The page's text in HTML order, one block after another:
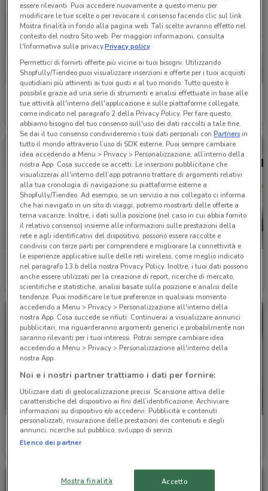
Citroën
2 km
Dacia
Scade il 31/08
Renault
2.9 km
Mercedes
Smart Smart
essere rilevanti. Puoi accedere nuovamente a questo menu per
modificare le tue scelte o per revocare il consenso facendo clic sul link
Mostra finalità in fondo alla pagina web. Tali scelte avranno effetto nel
contesto del nostro Sito web. Per maggiori informazioni, consulta
l'Informativa sulla privacy.Privacy policy
Permettici di fornirti offerte più vicine ai tuoi bisogni: Utilizzando
Shopfully/Tiendeo puoi visualizzare inserzioni e offerte per i tuoi acquisti
quotidiani più attinenti ai tuoi gusti e al tuo mondo. Tutto questo è
possibile grazie ad una serie di strumenti e analisi effettuate in base alle
tue attività all'interno dell'applicazione e sulle piattaforme collegate,
come indicato nel paragrafo 2 della Privacy Policy. Per fare questo,
abbiamo bisogno del tuo consenso sull'uso dei dati raccolti a tale fine.
Se dai il tuo consenso condivideremo i tuoi dati personali conPartnersin
tutto il mondo attraverso l’uso di SDK esterne. Puoi sempre cambiare
idea accedendo a Menu > Privacy > Personalizzazione, all’interno della
nostra App. Cosa succede se accetti: Le inserzioni pubblicitarie che
visualizzerai all'interno dell’app potranno trattare di argomenti relativi
alla tua cronologia di navigazione su piattaforme esterne a
Shopfully/Tiendeo. Ad esempio, se un servizio a noi collegato ci informa
che hai navigato in un sito di viaggi, potremo mostrarti delle offerte a
tema vacanze. Inoltre, i dati sulla posizione (nel caso in cui abbia fornito
il relativo consenso) insieme alle informazioni sulle prestazioni della
rete e agli identificativi del dispositivo, possono essere raccolte e
condivisi con terze parti per comprendere e migliorare la connettività e
le esperienze applicative sulle delle reti wireless, come meglio indicato
nel paragrafo 13.b della nostra Privacy Policy. Inoltre, i tuoi dati possono
anche essere utilizzati per la creazione di report, ricerche di mercato,
scientifiche e statistiche, analisi basate sulla posizione e analisi delle
tendenze. Puoi modificare le tue preferenze in qualsiasi momento
accedendo a Menu > Privacy > Personalizzazione all'interno della
nostra App. Cosa succede se rifiuti: Continuerai a visualizzare annunci
pubblicitari, ma riguarderanno argomenti generici e probabilmente non
saranno rilevanti per i tuoi interessi. Potrai sempre cambiare idea
accedendo a Menu > Privacy > Personalizzazione all'interno della
nostra App.
Noi e i nostri partner trattiamo i dati per fornire:
Utilizzare dati di geolocalizzazione precisi. Scansione attiva delle
caratteristiche del dispositivo ai fini dell’identificazione. Archiviare
informazioni su dispositivo e/o accedervi. Pubblicità e contenuti
personalizzati, misurazione delle prestazioni dei contenuti e degli
annunci, ricerche sul pubblico, sviluppo di servizi.
Elenco dei partner
Mostra finalità Accetto